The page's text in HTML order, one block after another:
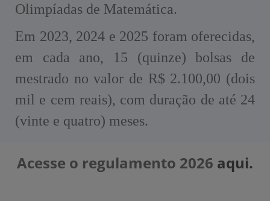
Olimpíadas de Matemática.
Em 2023, 2024 e 2025 foram oferecidas,
em cada ano, 15 (quinze) bolsas de
mestrado no valor de R$ 2.100,00 (dois
mil e cem reais), com duração de até 24
(vinte e quatro) meses.
Acesse o regulamento 2026 aqui.